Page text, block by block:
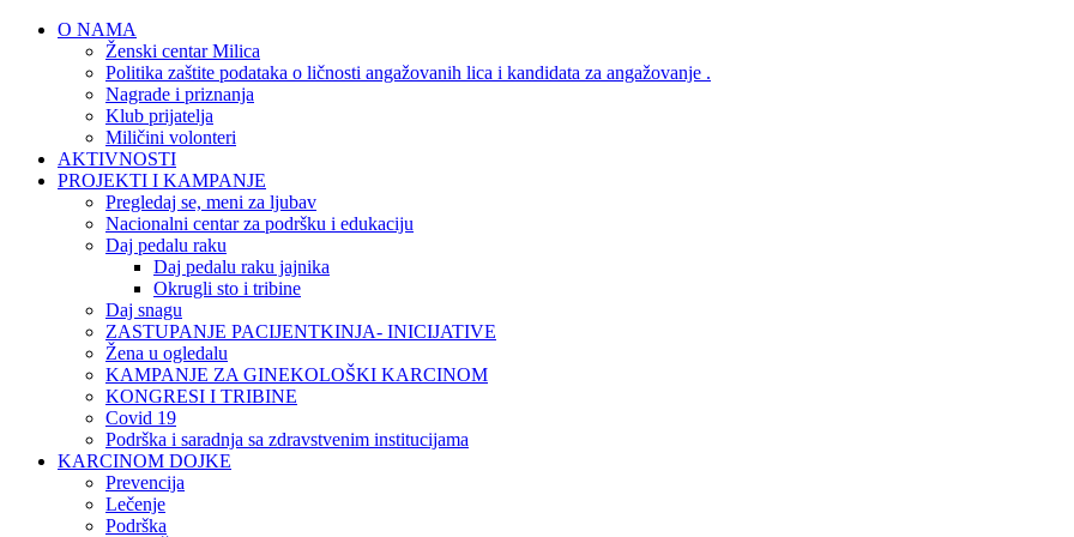
O NAMA
Ženski centar Milica
Politika zaštite podataka o ličnosti angažovanih lica i kandidata za angažovanje .
Nagrade i priznanja
Klub prijatelja
Miličini volonteri
AKTIVNOSTI
PROJEKTI I KAMPANJE
Pregledaj se, meni za ljubav
Nacionalni centar za podršku i edukaciju
Daj pedalu raku
Daj pedalu raku jajnika
Okrugli sto i tribine
Daj snagu
ZASTUPANJE PACIJENTKINJA- INICIJATIVE
Žena u ogledalu
KAMPANJE ZA GINEKOLOŠKI KARCINOM
KONGRESI I TRIBINE
Covid 19
Podrška i saradnja sa zdravstvenim institucijama
KARCINOM DOJKE
Prevencija
Lečenje
Podrška